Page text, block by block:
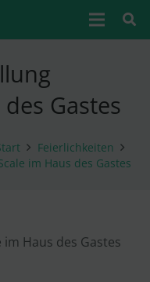
Gastes
Feierlichkeiten
im Haus des Gastes
Haus des Gastes